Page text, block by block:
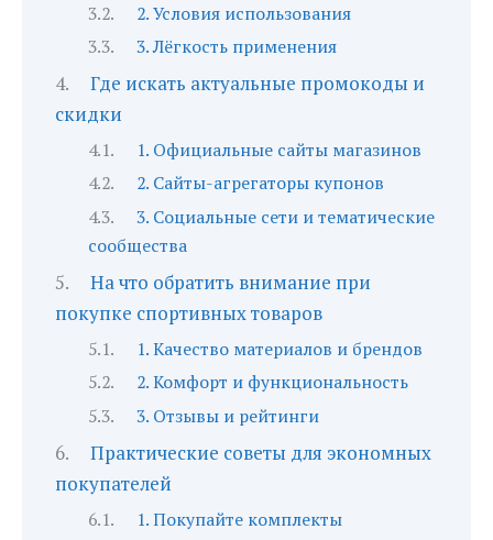
2. Условия использования
3. Лёгкость применения
Где искать актуальные промокоды и
скидки
1. Официальные сайты магазинов
2. Сайты-агрегаторы купонов
3. Социальные сети и тематические
сообщества
На что обратить внимание при
покупке спортивных товаров
1. Качество материалов и брендов
2. Комфорт и функциональность
3. Отзывы и рейтинги
Практические советы для экономных
покупателей
1. Покупайте комплекты